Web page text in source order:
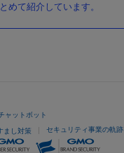
めて紹介しています。
ャットボット
まし対策 セキュリティ事業の軌跡